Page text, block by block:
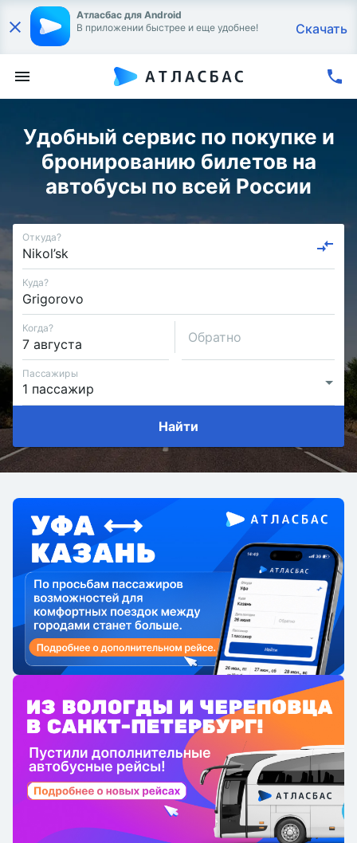
Атласбас для Android
В приложении быстрее и еще удобнее!
Скачать
Удобный сервис по покупке и
бронированию билетов на
автобусы по всей России
Откуда?
Куда?
Когда?
Обратно
Пассажиры
Найти